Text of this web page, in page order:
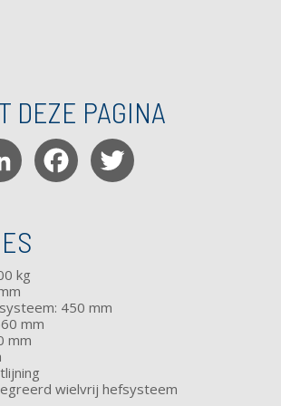
DEZE PAGINA
LinkedInFacebook
kg
450 mm
mm
mm
wielvrij hefsysteem